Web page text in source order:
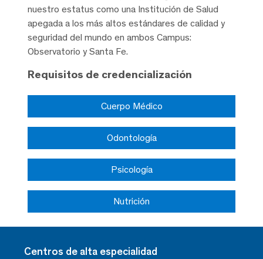
nuestro estatus como una Institución de Salud
apegada a los más altos estándares de calidad y
seguridad del mundo en ambos Campus:
Observatorio y Santa Fe.
Requisitos de credencialización
Cuerpo Médico
Odontología
Psicología
Nutrición
Centros de alta especialidad